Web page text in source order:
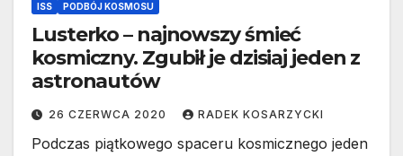
ISS PODBÓJ KOSMOSU
Lusterko – najnowszy śmieć
kosmiczny. Zgubił je dzisiaj jeden z
astronautów
26 CZERWCA 2020 RADEK KOSARZYCKI
Podczas piątkowego spaceru kosmicznego jeden